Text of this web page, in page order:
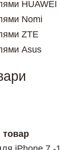
HUAWEI
Nomi
ZTE
Asus